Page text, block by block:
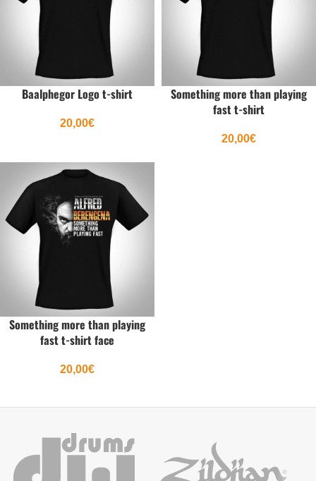
Baalphegor Logo t-shirt
20,00€
Something more than playing
fast t-shirt
20,00€
Something more than playing
fast t-shirt face
20,00€